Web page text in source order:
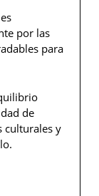
por las
para
de
culturales y